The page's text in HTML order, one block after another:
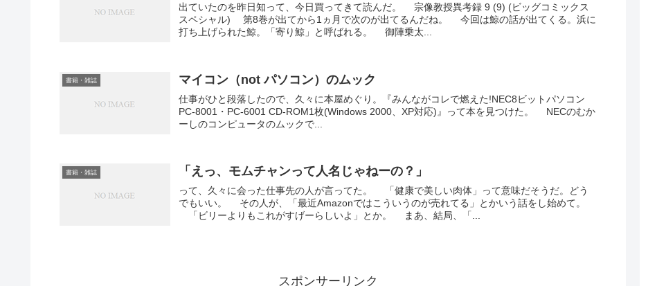
出ていたのを昨日知って、今日買ってきて読んだ。 宗像教授異考録 9 (9) (ビッグコミックス
スペシャル) 第8巻が出てから1ヵ月で次のが出てるんだね。 今回は鯨の話が出てくる。浜に
打ち上げられた鯨。「寄り鯨」と呼ばれる。 御陣乗太...
書籍・雑誌 マイコン（not パソコン）のムック
仕事がひと段落したので、久々に本屋めぐり。『みんながコレで燃えた!NEC8ビットパソコン
PC-8001・PC-6001 CD-ROM1枚(Windows 2000、XP対応)』って本を見つけた。 NECのむか
ーしのコンピュータのムックで...
書籍・雑誌 「えっ、モムチャンって人名じゃねーの？」
って、久々に会った仕事先の人が言ってた。 「健康で美しい肉体」って意味だそうだ。どう
でもいい。 その人が、「最近Amazonではこういうのが売れてる」とかいう話をし始めて。
「ビリーよりもこれがすげーらしいよ」とか。 まあ、結局、「...
スポンサーリンク